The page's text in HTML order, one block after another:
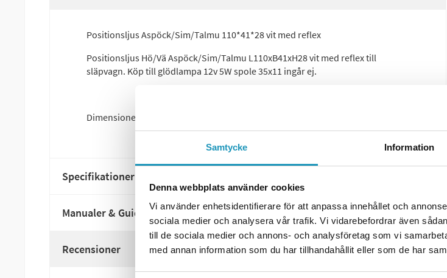
Samtycke Information
Denna webbplats använder cookies
Vi använder enhetsidentifierare för att anpassa innehållet och
sociala medier och analysera vår trafik. Vi vidarebefordrar även
till de sociala medier och annons- och analysföretag som vi
med annan information som du har tillhandahållit eller som de har
Positionsljus Aspöck/Sim/Talmu 110*41*28 vit med reflex
Positionsljus Hö/Vä Aspöck/Sim/Talmu L110xB41xH28 vit med reflex till
släpvagn. Köp till glödlampa 12v 5W spole 35x11 ingår ej.
Dimensioner: 110x41x28mm
Specifikationer
Manualer & Guider
Recensioner